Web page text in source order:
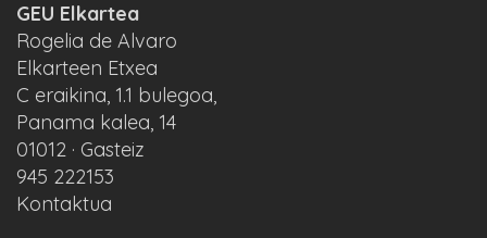
GEU Elkartea
Rogelia de Alvaro
Elkarteen Etxea
C eraikina, 1.1 bulegoa,
Panama kalea, 14
01012 · Gasteiz
945 222153
Kontaktua